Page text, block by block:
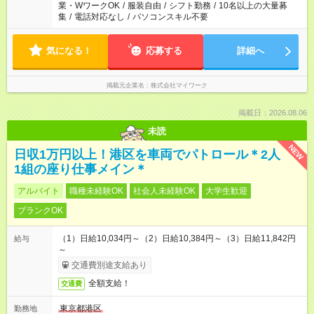
業・WワークOK / 服装自由 / シフト勤務 / 10名以上の大量募
集 / 電話対応なし / パソコンスキル不要
気になる！ 応募する 詳細へ
掲載元企業名 株式会社マイワーク
掲載日：2026.08.06
未読
NEW
日収1万円以上！港区を車両でパトロール＊2人
1組の座り仕事メイン＊
アルバイト 職種未経験OK 社会人未経験OK
大学生歓迎
ブランクOK
給与
（1）日給10,034円～（2）日給10,384円～（3）日給11,842円
～
交通費別途支給あり
交通費 全額支給！
勤務地
東京都港区